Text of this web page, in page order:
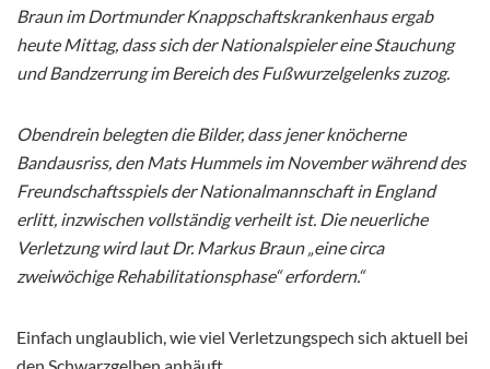
Braun im Dortmunder Knappschaftskrankenhaus ergab
heute Mittag, dass sich der Nationalspieler eine Stauchung
und Bandzerrung im Bereich des Fußwurzelgelenks zuzog.
Obendrein belegten die Bilder, dass jener knöcherne
Bandausriss, den Mats Hummels im November während des
Freundschaftsspiels der Nationalmannschaft in England
erlitt, inzwischen vollständig verheilt ist. Die neuerliche
Verletzung wird laut Dr. Markus Braun „eine circa
zweiwöchige Rehabilitationsphase“ erfordern.“
Einfach unglaublich, wie viel Verletzungspech sich aktuell bei